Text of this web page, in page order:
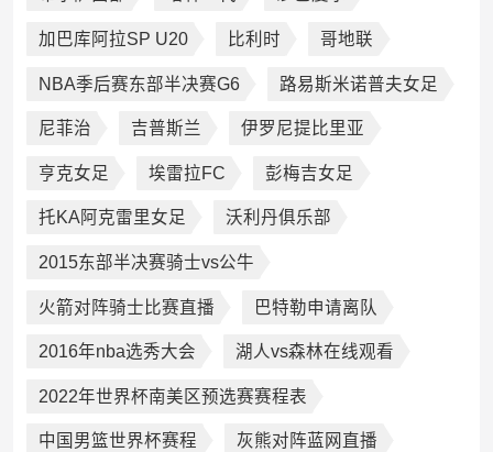
加巴库阿拉SP U20 比利时 哥地联
NBA季后赛东部半决赛G6 路易斯米诺普夫女足
尼菲治 吉普斯兰 伊罗尼提比里亚
亨克女足 埃雷拉FC 彭梅吉女足
托KA阿克雷里女足 沃利丹俱乐部
2015东部半决赛骑士vs公牛
火箭对阵骑士比赛直播 巴特勒申请离队
2016年nba选秀大会 湖人vs森林在线观看
2022年世界杯南美区预选赛赛程表
中国男篮世界杯赛程 灰熊对阵蓝网直播